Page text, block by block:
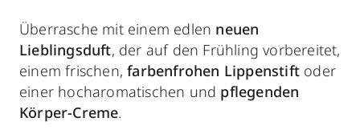
Überrasche mit einem edlen neuen
Lieblingsduft, der auf den Frühling vorbereitet,
einem frischen,farbenfrohen Lippenstift oder
einer hocharomatischen und pflegenden
Körper-Creme.